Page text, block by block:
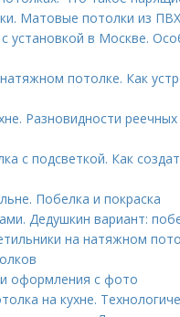
Матовые потолки из
установкой в Москве.
потолке. Как
Разновидности
с подсветкой. Как
Побелка и покраска
Дедушкин вариант:
на натяжном
оформления с фото
на кухне.